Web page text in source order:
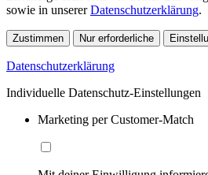
sowie in unsererDatenschutzerklärung.
Zustimmen Nur erforderliche
Datenschutzerklärung
Individuelle Datenschutz-Einstellungen
Marketing per Customer-Match